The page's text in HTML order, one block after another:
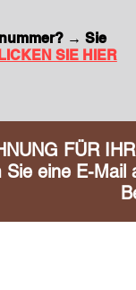
→ Sie
SIE HIER
FÜR
Sie eine E-Mail